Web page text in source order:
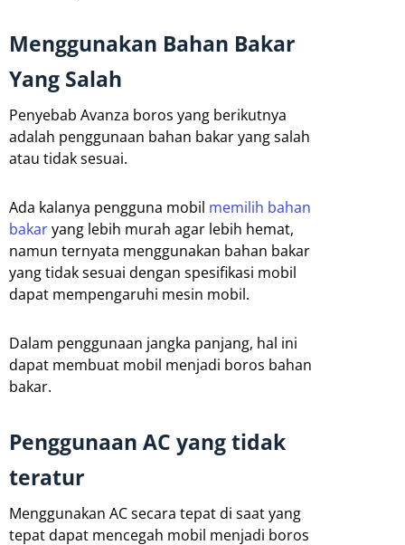
Menggunakan Bahan Bakar
Yang Salah
Penyebab Avanza boros yang berikutnya
adalah penggunaan bahan bakar yang salah
atau tidak sesuai.
Ada kalanya pengguna mobil memilih bahan
bakaryang lebih murah agar lebih hemat,
namun ternyata menggunakan bahan bakar
yang tidak sesuai dengan spesifikasi mobil
dapat mempengaruhi mesin mobil.
Dalam penggunaan jangka panjang, hal ini
dapat membuat mobil menjadi boros bahan
bakar.
Penggunaan AC yang tidak
teratur
Menggunakan AC secara tepat di saat yang
tepat dapat mencegah mobil menjadi boros